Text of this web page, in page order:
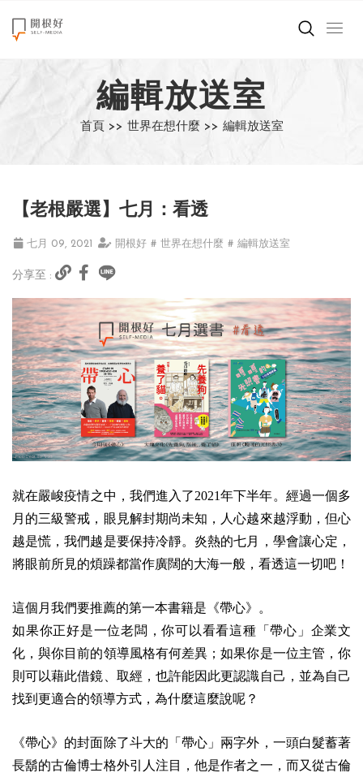
來點正能量
世界在想什麼
創造美好生活
影片專區
關於我們
編輯放送室
首頁 >> 世界在想什麼 >> 編輯放送室
【老根嚴選】七月：看透
七月 09, 2021 開根好 # 世界在想什麼 # 編輯放送室
分享至 :
就在嚴峻疫情之中，我們進入了2021年下半年。 經過一個多
月的三級警戒，眼見解封期尚未知，人心越來越浮動，但心
越是慌，我們越是要保持冷靜。炎熱的七月，學會讓心定，
將眼前所見的煩躁都當作廣闊的大海一般，看透這一切吧！
這個月我們要推薦的第一本書籍是《帶心》。
如果你正好是一位老闆，你可以看看這種「帶心」企業文
化，與你目前的領導風格有何差異；如果你是一位主管，你
則可以藉此借鏡、取經，也許能因此更認識自己，並為自己
找到更適合的領導方式，為什麼這麼說呢？
《帶心》的封面除了斗大的「帶心」兩字外，一頭白髮蓄著
長鬍的古倫博士格外引人注目，他是作者之一，而又從古倫